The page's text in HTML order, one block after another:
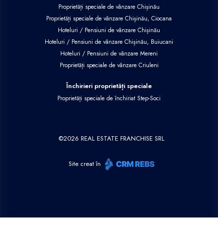
Proprietăți speciale de vânzare Chișinău
Proprietăți speciale de vânzare Chișinău, Ciocana
Hoteluri / Pensiuni de vânzare Chișinău
Hoteluri / Pensiuni de vânzare Chișinău, Buiucani
Hoteluri / Pensiuni de vânzare Mereni
Proprietăți speciale de vânzare Criuleni
Închirieri proprietăți speciale
Proprietăți speciale de închiriat Step-Soci
©2026 REAL ESTATE FRANCHISE SRL
Site creat în